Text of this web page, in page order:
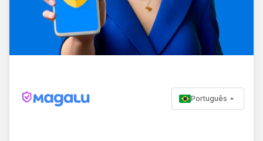
Português